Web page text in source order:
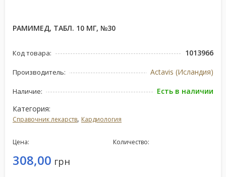
РАМИМЕД, ТАБЛ. 10 МГ, №30
Код товара: 1013966
Производитель: Actavis (Исландия)
Наличие:
Есть в наличии
Категория:
Справочник лекарств, Кардиология
Цена:
308,00 грн
Количество: